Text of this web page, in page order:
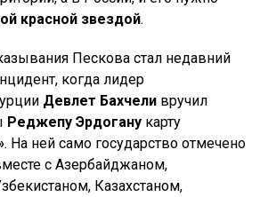
красной звездой.
Пескова стал недавний
когда лидер
Девлет Бахчели вручил
Реджепу Эрдогану карту
. На ней само государство отмечено
с Азербайджаном,
Казахстаном,